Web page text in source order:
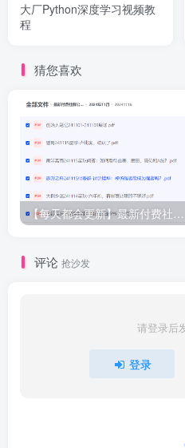
大厂Python深度学习视频教
程
猜您喜欢
【每天都会更新】最新付费社群公众号文章
评论 抢沙发
请登录后
登录